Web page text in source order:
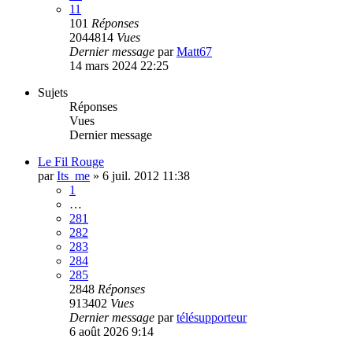
11
101 Réponses
2044814 Vues
Dernier message parMatt67
14 mars 2024 22:25
Sujets
Réponses
Vues
Dernier message
Le Fil Rouge
parIts_me » 6 juil. 2012 11:38
1
…
281
282
283
284
285
2848 Réponses
913402 Vues
Dernier message partélésupporteur
6 août 2026 9:14